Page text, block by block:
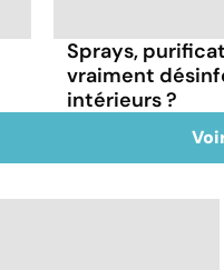
Sprays,
vraiment
intérieurs ?